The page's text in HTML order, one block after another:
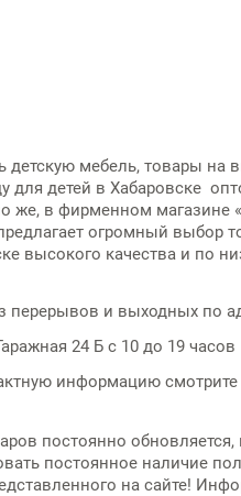
детскую мебель, товары на
для детей в Хабаровске
же, в фирменном магазине
огромный выбор
высокого качества и по
перерывов и выходных по
24 Б с 10 до 19 часов
информацию смотрите
постоянно
постоянное наличие
на сайте!